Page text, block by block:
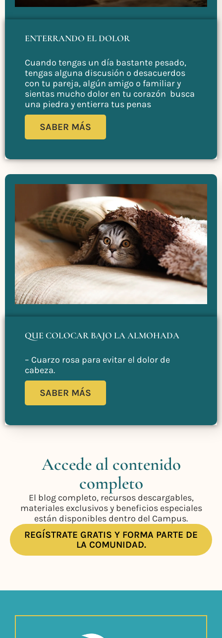
ENTERRANDO EL DOLOR
Cuando tengas un día bastante pesado,
tengas alguna discusión o desacuerdos
con tu pareja, algún amigo o familiar y
sientas mucho dolor en tu corazón busca
una piedra y entierra tus penas
SABER MÁS
QUE COLOCAR BAJO LA ALMOHADA
– Cuarzo rosa para evitar el dolor de
cabeza.
SABER MÁS
Accede al contenido
completo
El blog completo, recursos descargables,
materiales exclusivos y beneficios especiales
están disponibles dentro del Campus.
REGÍSTRATE GRATIS Y FORMA PARTE DE
LA COMUNIDAD.